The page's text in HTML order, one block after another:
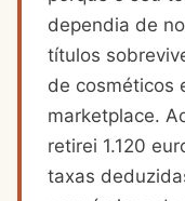
dependia de
títulos
de cosméticos
marketplace.
retirei 1.120
taxas